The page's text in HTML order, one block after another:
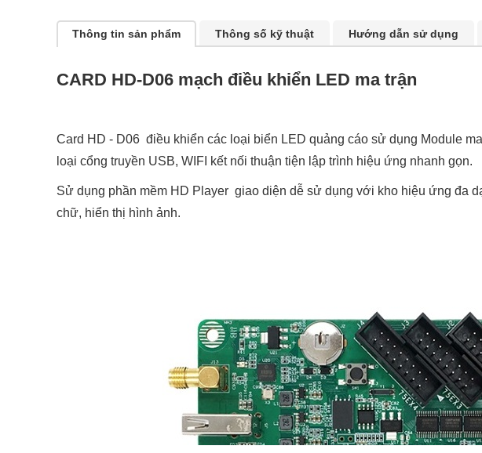
Thông tin sản phẩm Thông số kỹ thuật Hướng dẫn sử dụng
CARD HD-D06 mạch điều khiển LED ma trận
Card HD - D06 điều khiển các loại biển LED quảng cáo sử dụng Module
loại cổng truyền USB, WIFI kết nối thuận tiện lập trình hiệu ứng nhanh gọn.
Sử dụng phần mềm HD Player giao diện dễ sử dụng với kho hiệu ứng đa
chữ, hiển thị hình ảnh.